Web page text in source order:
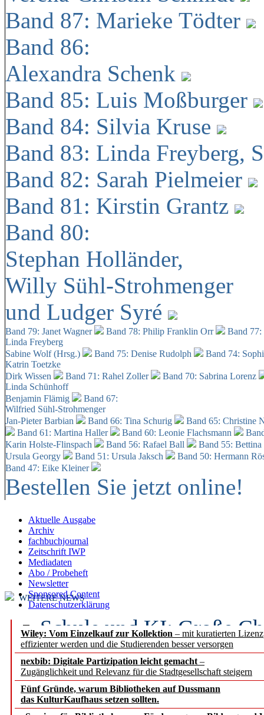
Band 87: Marieke Tödter
Band 86:
Alexandra Schenk
Band 85: Luis Moßburger
Band 84: Silvia Kruse
Band 83: Linda Freyberg,
Band 82: Sarah Pielmeier
Band 81: Kirstin Grantz
Band 80:
Stephan Holländer,
Willy Sühl-Strohmenger
und Ludger Syré
Band 79: Janet Wagner Band 78: Philip Franklin Orr
Band
Linda Freyberg
Sabine Wolf (Hrsg.)
Band 75: Denise Rudolph
Band 74:
Katrin Toetzke
Dirk Wissen
Band 71: Rahel Zoller
Band 70: Sabrina Lorenz
Linda Schünhoff
Benjamin Flämig
Band 67:
Wilfried Sühl-Strohmenger
Jan-Pieter Barbian
Band 66: Tina Schurig
Band 65: Christine
Band 61: Martina Haller
Band 60: Leonie Flachsmann
Karin Holste-Flinspach
Band 56: Rafael Ball
Band 55:
Ursula Georgy
Band 51: Ursula Jaksch Band 50: Hermann
Band 47: Eike Kleiner
Bestellen Sie jetzt online!
Aktuelle Ausgabe
Archiv
fachbuchjournal
Zeitschrift IWP
Mediadaten
Abo / Probeheft
Newsletter
Sponsored Content
Datenschutzerklärung
Wiley: Vom Einzelkauf zur Kollektion – mit kuratierten
effizienter werden und die Studierenden besser versorgen
nexbib: Digitale Partizipation leicht gemacht –
Zugänglichkeit und Relevanz für die Stadtgesellschaft steigern
Fünf Gründe, warum Bibliotheken auf Dussmann
das KulturKaufhaus setzen sollten.
WEITERE NEWS
Schule und KI: Große
Voraussetzungen
Erfolgreiches erstes
Segment Research –